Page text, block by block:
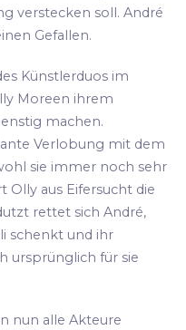
verstecken soll. André
Gefallen.
Künstlerduos im
Moreen ihrem
machen.
Verlobung mit dem
sie immer noch sehr
Olly aus Eifersucht die
rettet sich André,
schenkt und ihr
ursprünglich für sie
nun alle Akteure